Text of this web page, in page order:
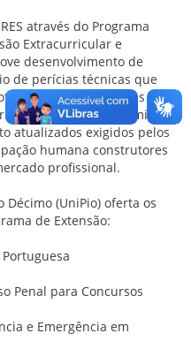
através do Programa
Extracurricular e
desenvolvimento de
de perícias técnicas que
de aprendizagens
para gerar autonomia,
atualizados exigidos pelos
humana construtores
profissional.
Décimo (UniPio) oferta os
de Extensão:
Penal para Concursos
e Emergência em